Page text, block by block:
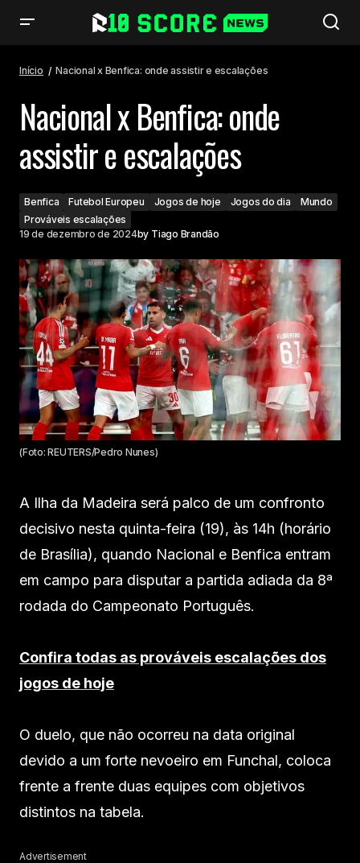
Início Nacional x Benfica: onde assistir e escalações
Nacional x Benfica: onde
assistir e escalações
Benfica Futebol Europeu Jogos de hoje Jogos do dia
Mundo
Prováveis escalações
19 de dezembro de 2024by Tiago Brandão
(Foto: REUTERS/Pedro Nunes)
A Ilha da Madeira será palco de um confronto
decisivo nesta quinta-feira (19), às 14h (horário
de Brasília), quando Nacional e Benfica entram
em campo para disputar a partida adiada da 8ª
rodada do Campeonato Português.
Confira todas as prováveis escalações dos
jogos de hoje
O duelo, que não ocorreu na data original
devido a um forte nevoeiro em Funchal, coloca
frente a frente duas equipes com objetivos
distintos na tabela.
Advertisement